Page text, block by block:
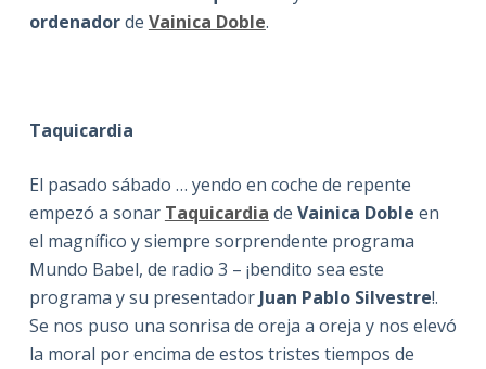
ordenadorde Vainica Doble.
Taquicardia
El pasado sábado … yendo en coche de repente
empezó a sonar Taquicardia de Vainica Doble en
el magnífico y siempre sorprendente programa
Mundo Babel, de radio 3 – ¡bendito sea este
programa y su presentador Juan Pablo Silvestre!.
Se nos puso una sonrisa de oreja a oreja y nos elevó
la moral por encima de estos tristes tiempos de